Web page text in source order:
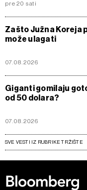
pre 20 sati
Zašto Južna Koreja
može ulagati
07.08.2026
Giganti gomilaju
od 50 dolara?
07.08.2026
SVE VESTI IZ RUBRIKE TRŽIŠTE